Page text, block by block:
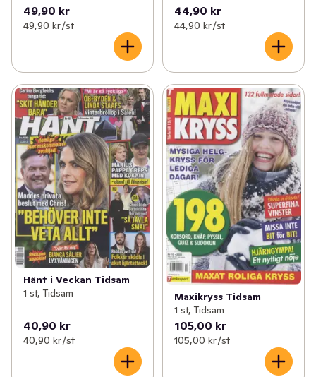
49,90 kr
49,90 kr /st
44,90 kr
44,90 kr /st
Hänt i Veckan Tidsam
1 st, Tidsam
40,90 kr
40,90 kr /st
Maxikryss Tidsam
1 st, Tidsam
105,00 kr
105,00 kr /st